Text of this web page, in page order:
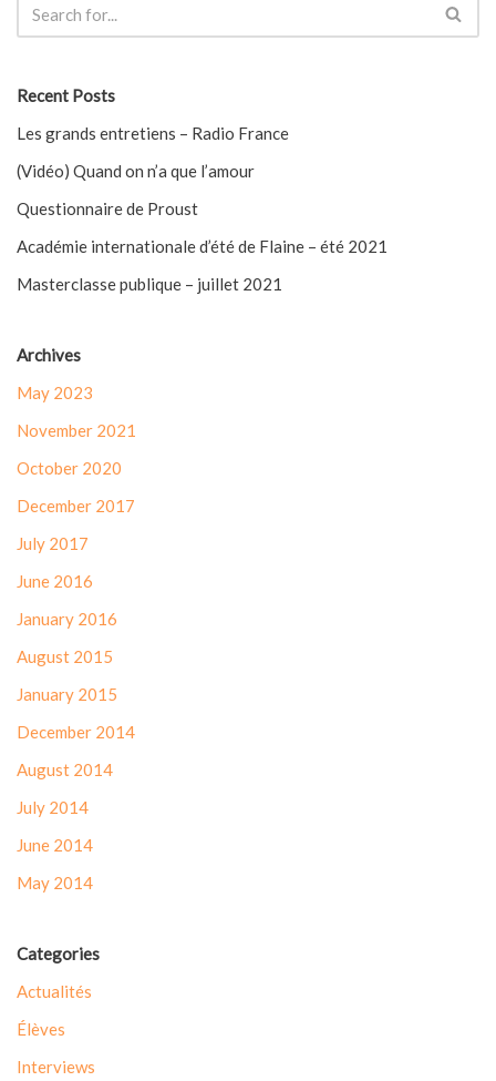
Recent Posts
Les grands entretiens – Radio France
(Vidéo) Quand on n’a que l’amour
Questionnaire de Proust
Académie internationale d’été de Flaine – été 2021
Masterclasse publique – juillet 2021
Archives
May 2023
November 2021
October 2020
December 2017
July 2017
June 2016
January 2016
August 2015
January 2015
December 2014
August 2014
July 2014
June 2014
May 2014
Categories
Actualités
Élèves
Interviews